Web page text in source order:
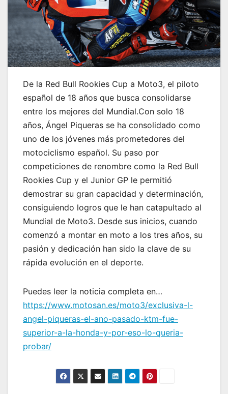
De la Red Bull Rookies Cup a Moto3, el piloto
español de 18 años que busca consolidarse
entre los mejores del Mundial.Con solo 18
años, Ángel Piqueras se ha consolidado como
uno de los jóvenes más prometedores del
motociclismo español. Su paso por
competiciones de renombre como la Red Bull
Rookies Cup y el Junior GP le permitió
demostrar su gran capacidad y determinación,
consiguiendo logros que le han catapultado al
Mundial de Moto3. Desde sus inicios, cuando
comenzó a montar en moto a los tres años, su
pasión y dedicación han sido la clave de su
rápida evolución en el deporte.
Puedes leer la noticia completa en…
https://www.motosan.es/moto3/exclusiva-l-
angel-piqueras-el-ano-pasado-ktm-fue-
superior-a-la-honda-y-por-eso-lo-queria-
probar/